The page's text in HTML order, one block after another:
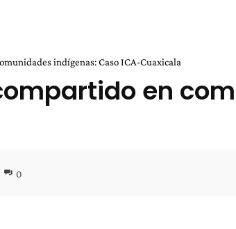
indígenas: Caso ICA-Cuaxicala
en
0